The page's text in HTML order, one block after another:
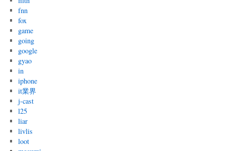
fnn
fox
game
going
google
gyao
in
iphone
it業界
j-cast
l25
liar
livlis
loot